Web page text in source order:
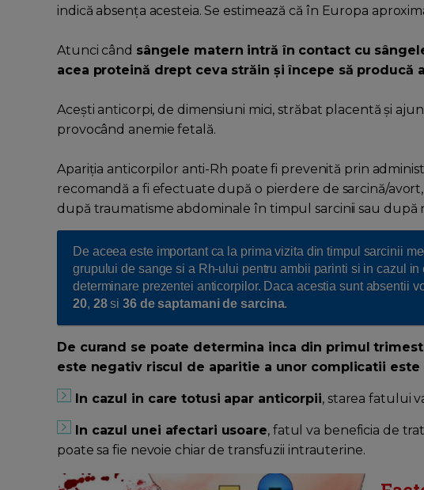
indică absența acesteia. Se estimează că în Europa
Atunci când sângele matern intră în contact cu
acea proteină drept ceva străin și începe să producă
Acești anticorpi, de dimensiuni mici, străbat placentă și
provocând anemie fetală.
Apariția anticorpilor anti-Rh poate fi prevenită prin
recomandă a fi efectuate după o pierdere de sarcină/
după traumatisme abdominale în timpul sarcinii sau după
De aceea este important ca la prima vizita din timpul sarcinii
grupului de sange si a Rh-ului pentru ambii parinti si in cazul in
determinare prezentei anticorpilor. Daca acestia sunt absentii
20, 28si36 de saptamani de sarcina.
De curand se poate determina inca din primul
este negativ riscul de aparitie a unor complicatii este
In cazul in care totusi apar anticorpii, starea fatului
In cazul unei afectari usoare, fatul va beneficia de
poate sa fie nevoie chiar de transfuzii intrauterine.